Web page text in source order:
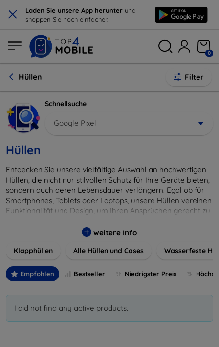
× Laden Sie unsere App herunter und
shoppen Sie noch einfacher.
0
Hüllen Filter
Schnellsuche
Google Pixel
Hüllen
Entdecken Sie unsere vielfältige Auswahl an hochwertigen
Hüllen, die nicht nur stilvollen Schutz für Ihre Geräte bieten,
sondern auch deren Lebensdauer verlängern. Egal ob für
Smartphones, Tablets oder Laptops, unsere Hüllen vereinen
Funktionalität und Design, um Ihren Ansprüchen gerecht zu
Farben, um Ihren persönlichen Stil perfekt zu
weitere Info
Klapphüllen Alle Hüllen und Cases Wasserfeste
Empfohlen Bestseller Niedrigster Preis
I did not find any active products.